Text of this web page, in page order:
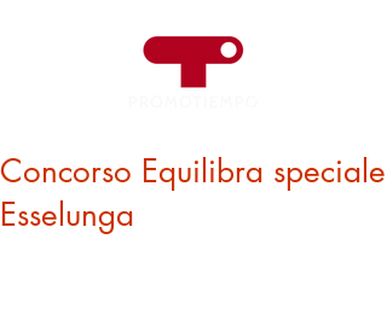
Concorso Equilibra speciale
Esselunga